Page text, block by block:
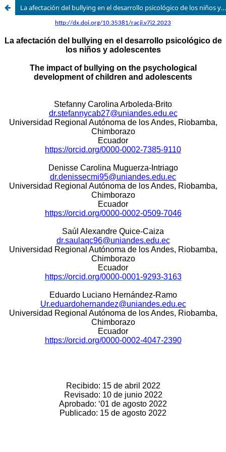
La afectación del bullying en el desarrollo psicológico de los niños y adolescentes